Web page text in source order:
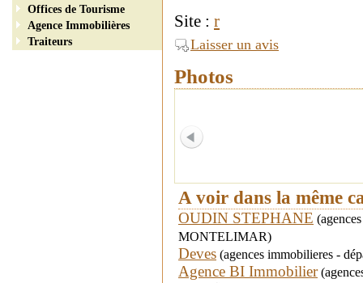
Site : r
Laisser un avis
Photos
A voir dans la même
OUDIN STEPHANE
MONTELIMAR)
Deves (agences immobilieres -
Agence BI Immobilier
Offices de Tourisme
Agence Immobilières
Traiteurs